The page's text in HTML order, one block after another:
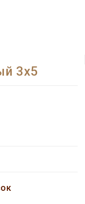
3x5